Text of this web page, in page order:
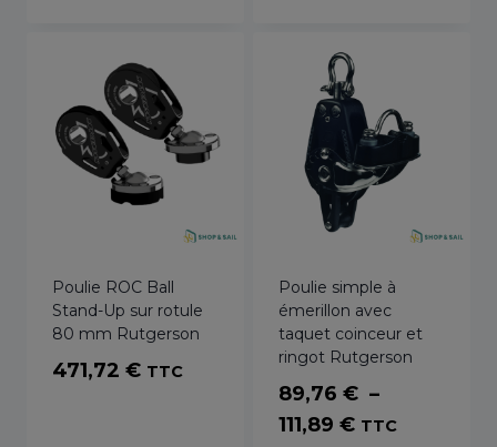
Poulie ROC Ball
Stand-Up sur rotule
80 mm Rutgerson
471,72 € TTC
Poulie simple à
émerillon avec
taquet coinceur et
ringot Rutgerson
89,76 € –
111,89 €Plage
TTC